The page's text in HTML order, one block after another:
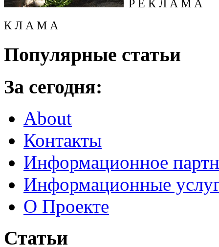
Р Е К Л А М А
К Л А М А
Популярные статьи
За сегодня:
About
Контакты
Информационное
Информационные
О Проекте
Статьи